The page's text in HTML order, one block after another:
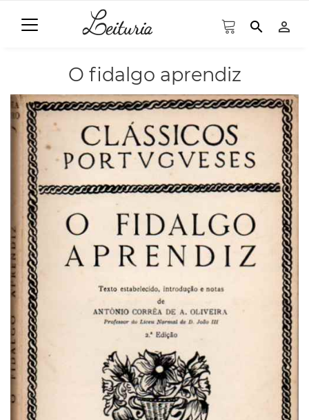
search person_outline
O fidalgo aprendiz